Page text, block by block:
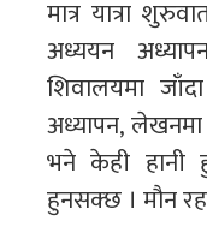
मात्र यात्रा
अध्ययन
शिवालयमा
अध्यापन,
भने केही हानी
हुनसक्छ । मौन